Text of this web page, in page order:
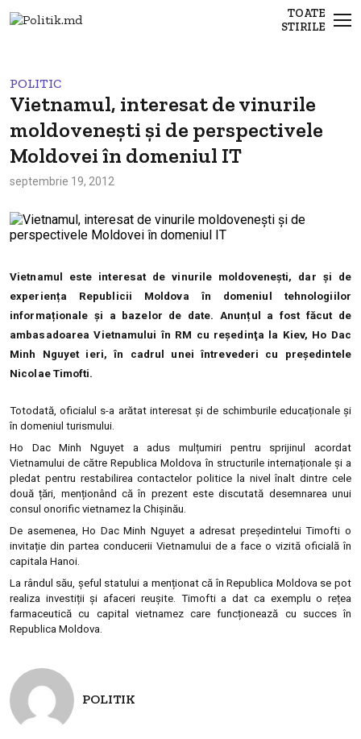
TOATE
STIRILE
POLITIC
Vietnamul, interesat de vinurile
moldovenești și de perspectivele
Moldovei în domeniul IT
septembrie 19, 2012
Vietnamul este interesat de vinurile moldovenești, dar și de
experiența Republicii Moldova în domeniul tehnologiilor
informaționale și a bazelor de date. Anunțul a fost făcut de
ambasadoarea Vietnamului în RM cu reşedinţa la Kiev, Ho Dac
Minh Nguyet ieri, în cadrul unei întrevederi cu președintele
Nicolae Timofti.
Totodată, oficialul s-a arătat interesat și de schimburile educaționale și
în domeniul turismului.
Ho Dac Minh Nguyet a adus mulțumiri pentru sprijinul acordat
Vietnamului de către Republica Moldova în structurile internaționale și a
pledat pentru restabilirea contactelor politice la nivel înalt dintre cele
două țări, menționând că în prezent este discutată desemnarea unui
consul onorific vietnamez la Chișinău.
De asemenea, Ho Dac Minh Nguyet a adresat președintelui Timofti o
invitație din partea conducerii Vietnamului de a face o vizită oficială în
capitala Hanoi.
La rândul său, șeful statului a menționat că în Republica Moldova se pot
realiza investiții și afaceri reușite. Timofti a dat ca exemplu o rețea
farmaceutică cu capital vietnamez care funcționează cu succes în
Republica Moldova.
POLITIK